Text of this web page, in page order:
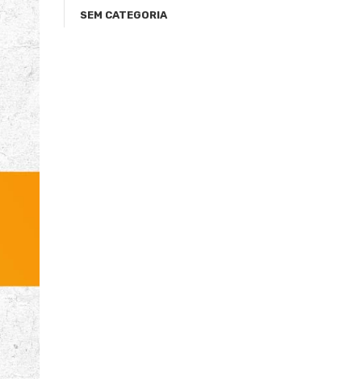
SEM CATEGORIA